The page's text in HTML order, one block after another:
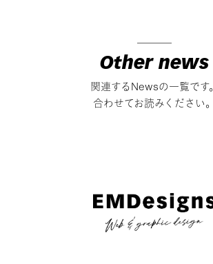
Other news
関連するNewsの一覧です。
合わせてお読みください。